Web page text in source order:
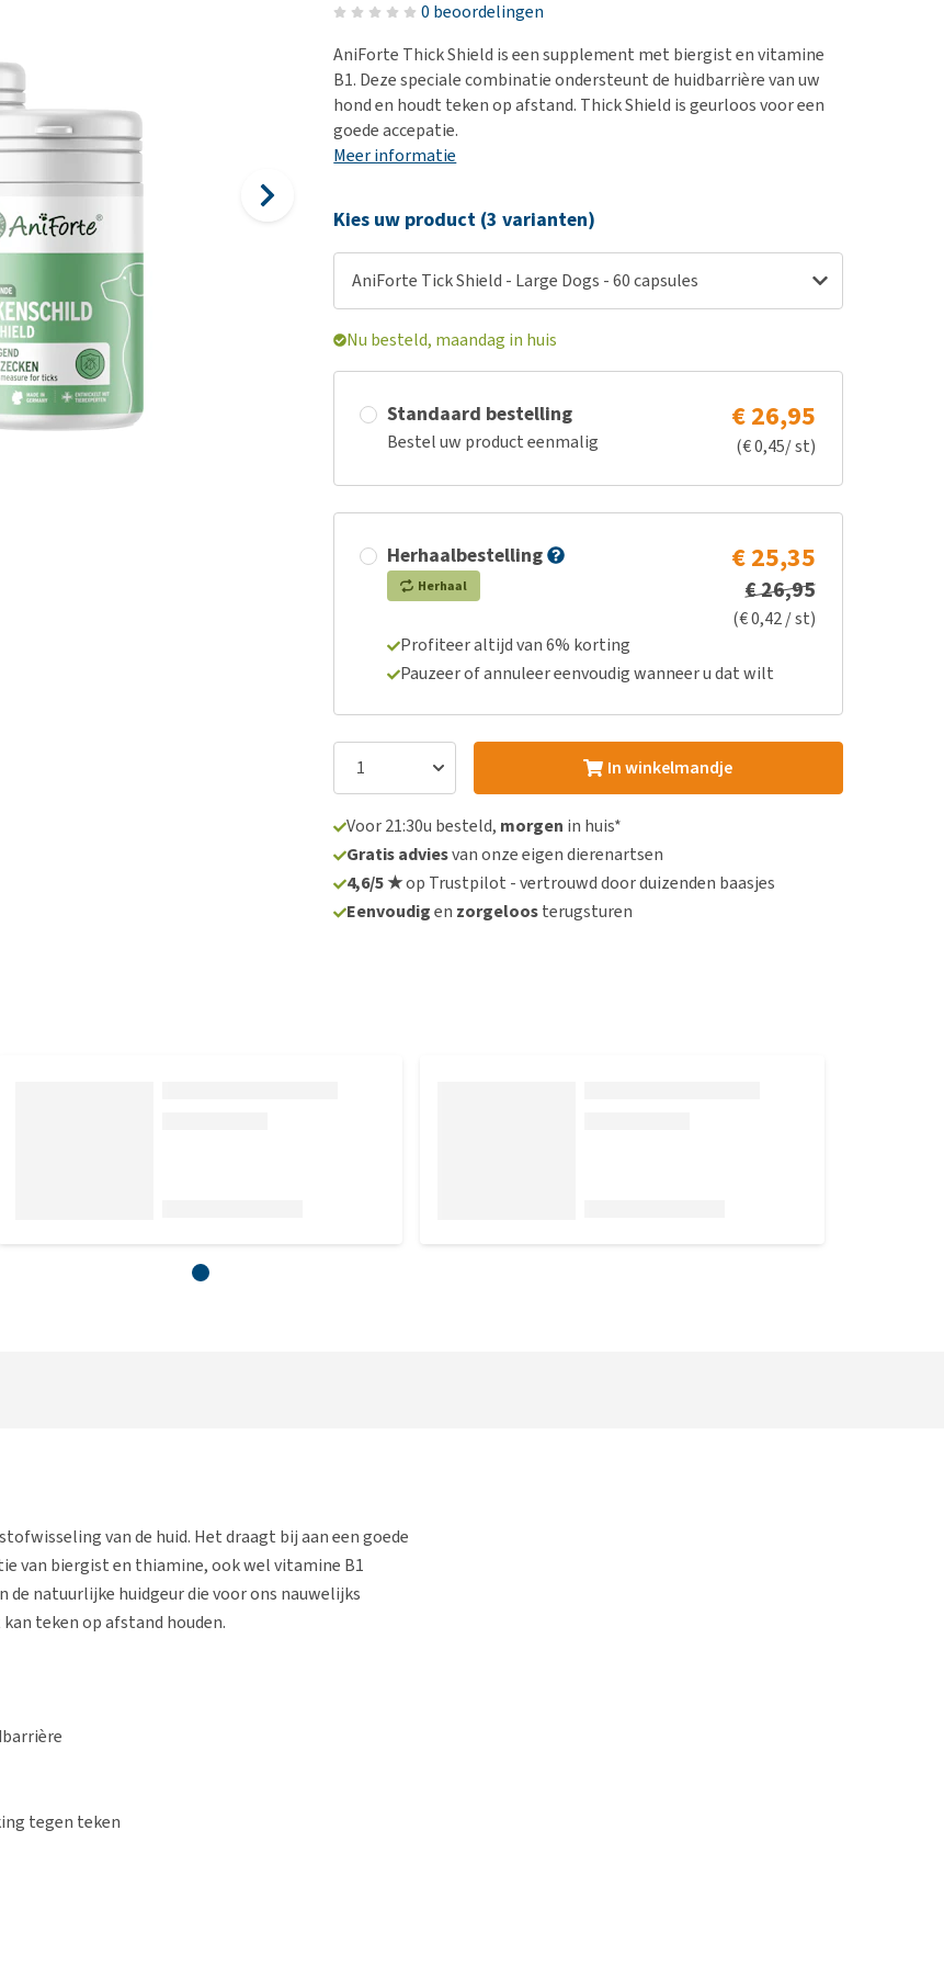
Puppy benodigdheden
Bekijk alles
Overgewicht en conditie
Spieren, pezen en botten
Vruchtbaarheid
0 beoordelingen
AniForte Thick Shield is een supplement met biergist en vitamine
B1. Deze speciale combinatie ondersteunt de huidbarrière van uw
hond en houdt teken op afstand. Thick Shield is geurloos voor een
goede accepatie.
Meer informatie
Kies uw product (3 varianten)
AniForte Tick Shield - Large Dogs - 60 capsules
Nu besteld, maandag in huis
Standaard bestelling
Bestel uw product eenmalig
€ 26,95
(€ 0,45/ st)
Herhaalbestelling
Herhaal
€ 25,35
€ 26,95
(€ 0,42 / st)
Profiteer altijd van 6% korting
Pauzeer of annuleer eenvoudig wanneer u dat wilt
In winkelmandje
Voor 21:30u besteld, morgen in huis*
Gratis adviesvan onze eigen dierenartsen
4,6/5 ★op Trustpilot - vertrouwd door duizenden baasjes
Eenvoudigen zorgeloosterugsturen
van de huid. Het draagt bij aan een goede
van biergist en thiamine, ook wel vitamine B1
de natuurlijke huidgeur die voor ons nauwelijks
teken op afstand houden.
tegen teken